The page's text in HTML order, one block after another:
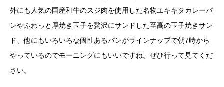
外にも人気の国産和牛のスジ肉を使用した名物エキキタカレーパ
ンやふわっと厚焼き玉子を贅沢にサンドした至高の玉子焼きサン
ド、他にもいろいろな個性あるパンがラインナップで朝7時から
やっているのでモーニングにもいいですね。ぜひ行って見てくだ
さい。